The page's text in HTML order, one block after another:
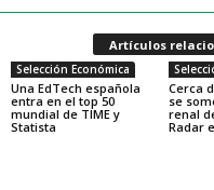
Artículos
Selección Económica
Una EdTech española
entra en el top 50
mundial de TIME y
Statista
Cerca
se
renal
Radar